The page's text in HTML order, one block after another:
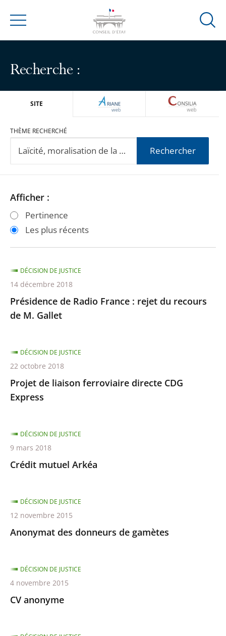
Menu
Ouvrir
Recherche :
SITE ARIANEWEB
THÈME RECHERCHÉ
Rechercher
Passer
les
filtres
après
Passer
les
filtres
avant
Afficher :
Pertinence
Les plus récents
Présidence de Radio France : rejet du recours
de M. Gallet
DÉCISION DE JUSTICE
14 décembre 2018
Projet de liaison ferroviaire directe CDG
Express
DÉCISION DE JUSTICE
22 octobre 2018
Crédit mutuel Arkéa
DÉCISION DE JUSTICE
9 mars 2018
Anonymat des donneurs de gamètes
DÉCISION DE JUSTICE
12 novembre 2015
CV anonyme
DÉCISION DE JUSTICE
4 novembre 2015